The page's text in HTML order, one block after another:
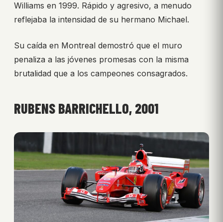
Williams en 1999. Rápido y agresivo, a menudo
reflejaba la intensidad de su hermano Michael.
Su caída en Montreal demostró que el muro
penaliza a las jóvenes promesas con la misma
brutalidad que a los campeones consagrados.
RUBENS BARRICHELLO, 2001